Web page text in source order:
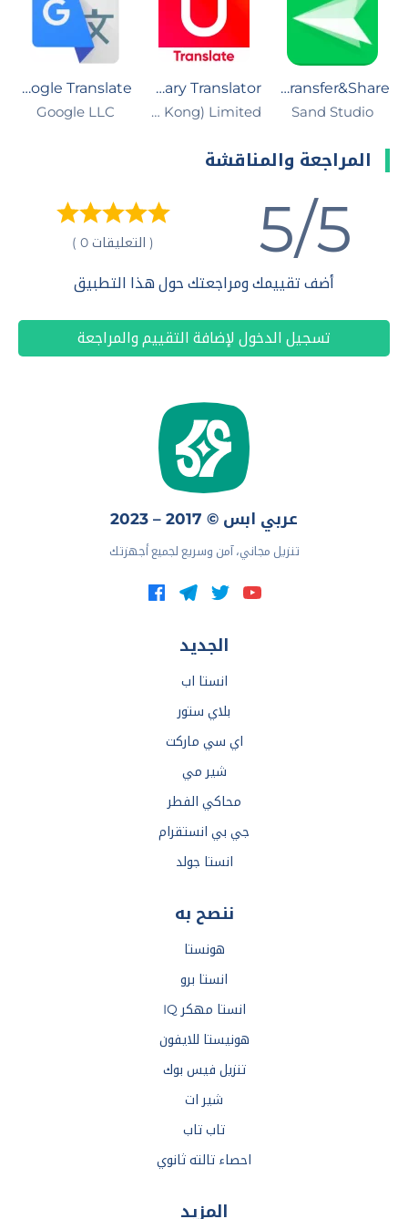
AirDroid - File Transfer&Share
Sand Studio
UDictionary Translator
Youdao (Hong Kong) Limited
Google Translate
Google LLC
المراجعة والمناقشة
5/5 ( التعليقات 0 )
أضف تقييمك ومراجعتك حول هذا التطبيق
تسجيل الدخول لإضافة التقييم والمراجعة
عربي ابس © 2017 – 2023
تنزيل مجاني، آمن وسريع لجميع أجهزتك
الجديد
انستا اب
بلاي ستور
اي سي ماركت
شير مي
محاكي الفطر
جي بي انستقرام
انستا جولد
ننصح به
هونستا
انستا برو
انستا مهكر IQ
هونيستا للايفون
تنزيل فيس بوك
شير ات
تاب تاب
احصاء تالته ثانوي
المزيد